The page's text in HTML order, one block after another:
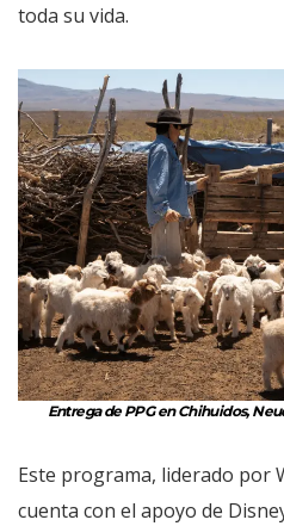
toda su vida.
Entrega de PPG en Chihuidos,
Este programa, liderado por
cuenta con el apoyo de